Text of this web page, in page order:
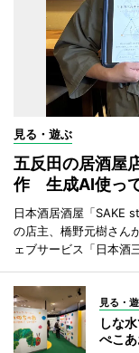
見る・遊ぶ
五反田の居酒屋
作 生成AI使っ
日本酒居酒屋「SAKE
の店主、橋野元樹さん
ェブサービス「日本酒
見る・
しな
ぺこ